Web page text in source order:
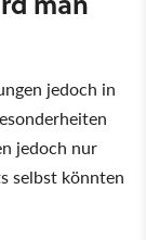
jedoch in
jedoch nur
selbst könnten